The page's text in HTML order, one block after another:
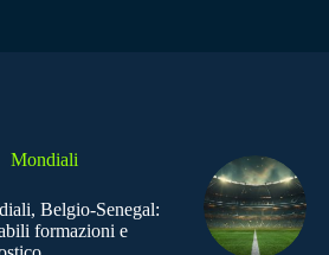
Mondiali
Belgio-Senegal:
formazioni e